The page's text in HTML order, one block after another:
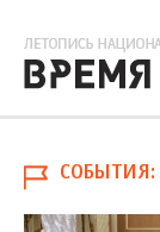
СОБЫТИЯ